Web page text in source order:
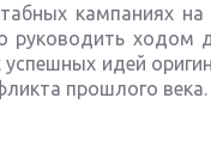
кампаниях на
руководить ходом
идей
прошлого века.